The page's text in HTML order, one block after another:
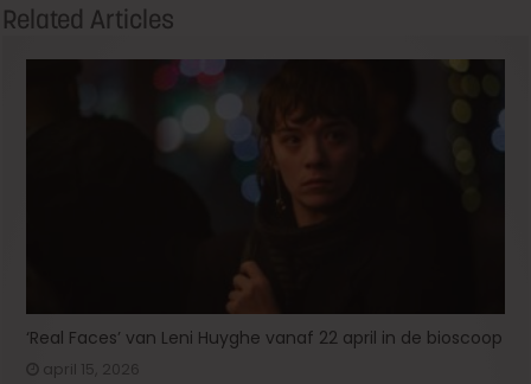
Related Articles
‘Real Faces’ van Leni Huyghe vanaf 22 april in de bioscoop
april 15, 2026